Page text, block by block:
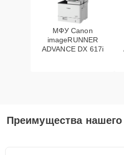
МФУ Canon
imageRUNNER
ADVANCE DX 617i
Преимущества нашего